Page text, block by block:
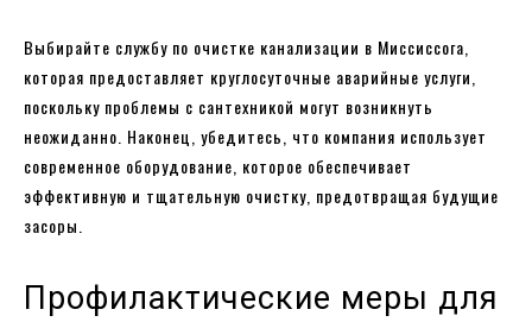
Выбирайте службу по очистке канализации в Миссиссога,
которая предоставляет круглосуточные аварийные услуги,
поскольку проблемы с сантехникой могут возникнуть
неожиданно. Наконец, убедитесь, что компания использует
современное оборудование, которое обеспечивает
эффективную и тщательную очистку, предотвращая будущие
засоры.
Профилактические меры для